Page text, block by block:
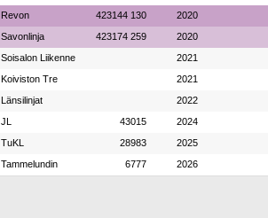
Revon 423144 130 2020
Savonlinja 423174 259 2020
Soisalon Liikenne 2021
Koiviston Tre 2021
Länsilinjat 2022
JL 43015 2024
TuKL 28983 2025
Tammelundin 6777 2026